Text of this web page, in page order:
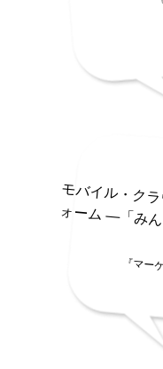
モバイル・クラウドソーシ
『マー